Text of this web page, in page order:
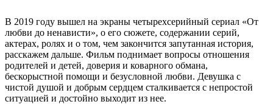
В 2019 году вышел на экраны четырехсерийный сериал «От
любви до ненависти», о его сюжете, содержании серий,
актерах, ролях и о том, чем закончится запутанная история,
расскажем дальше. Фильм поднимает вопросы отношения
родителей и детей, доверия и коварного обмана,
бескорыстной помощи и безусловной любви. Девушка с
чистой душой и добрым сердцем сталкивается с непростой
ситуацией и достойно выходит из нее.